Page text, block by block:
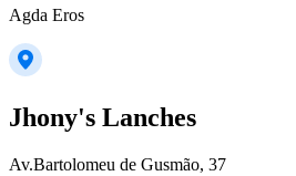
Agda Eros
Jhony's Lanches
Av.Bartolomeu de Gusmão, 37